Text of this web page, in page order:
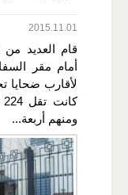
2015.11.01
قام العديد من
أمام مقر
لأقارب ضحايا
ومنهم أربعة...